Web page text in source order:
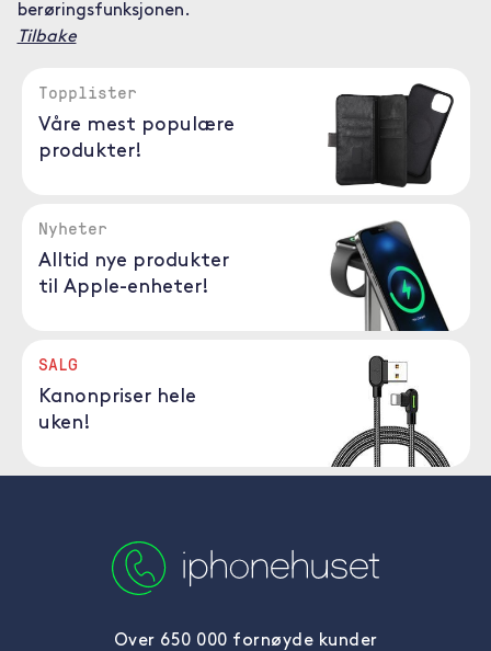
berøringsfunksjonen.
Tilbake
Topplister
Våre mest populære
produkter!
Nyheter
Alltid nye produkter
til Apple-enheter!
SALG
Kanonpriser hele
uken!
Over 650 000 fornøyde kunder